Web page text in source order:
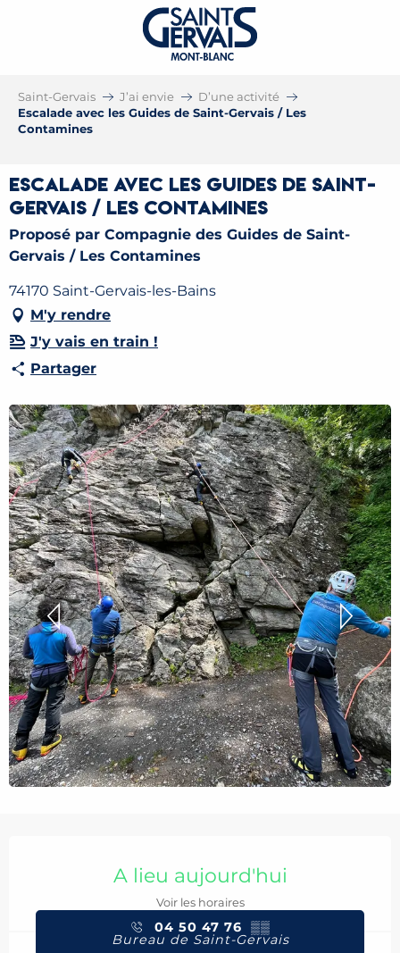
Saint-Gervais J’ai envie
D’une activité
Escalade avec les Guides de Saint-Gervais / Les
Contamines
Escalade avec les Guides de Saint-
Gervais / Les Contamines
Proposé par Compagnie des Guides de Saint-
Gervais / Les Contamines
74170 Saint-Gervais-les-Bains
M'y rendre
J'y vais en train !
Partager
A lieu aujourd'hui
Voir les horaires
04 50 47 76 ▒▒
Bureau de Saint-Gervais